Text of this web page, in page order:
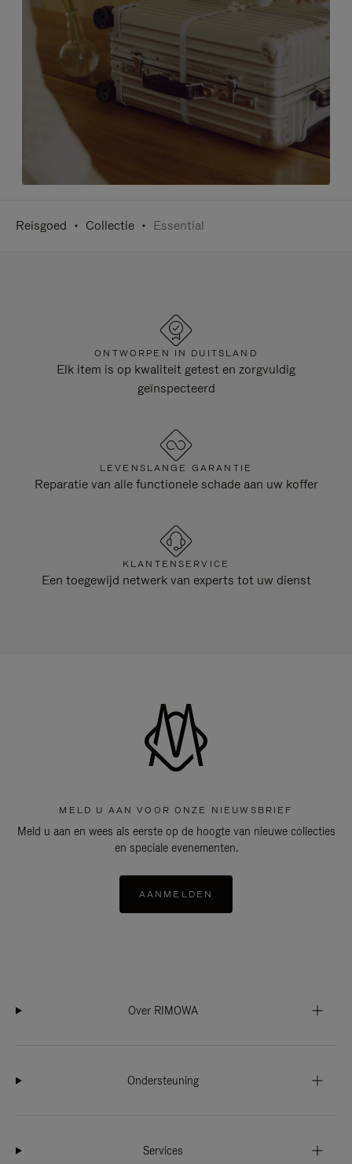
Reisgoed Collectie Essential
ONTWORPEN IN DUITSLAND
Elk item is op kwaliteit getest en zorgvuldig
geïnspecteerd
LEVENSLANGE GARANTIE
Reparatie van alle functionele schade aan uw koffer
KLANTENSERVICE
Een toegewijd netwerk van experts tot uw dienst
MELD U AAN VOOR ONZE NIEUWSBRIEF
Meld u aan en wees als eerste op de hoogte van nieuwe collecties
en speciale evenementen.
AANMELDEN
Over RIMOWA
Ondersteuning
Services